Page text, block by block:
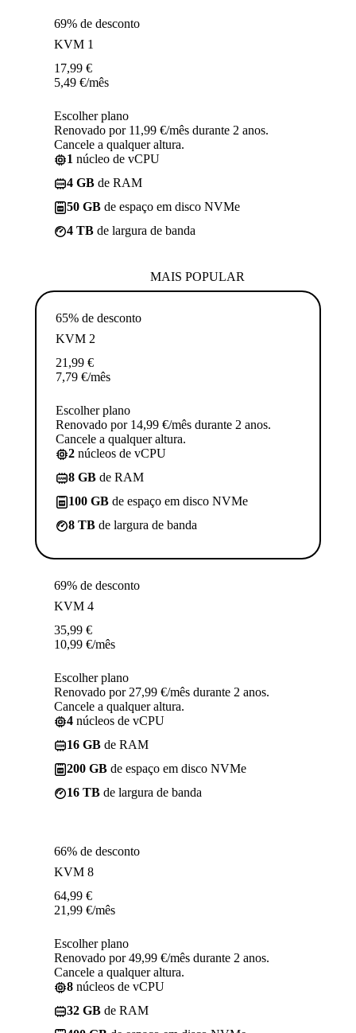
69% de desconto
KVM 1
17,99 €
5,49 €/mês
Escolher plano
Renovado por 11,99 €/mês durante 2 anos.
Cancele a qualquer altura.
1 núcleo de vCPU
4 GB de RAM
50 GB de espaço em disco NVMe
4 TB de largura de banda
MAIS POPULAR
65% de desconto
KVM 2
21,99 €
7,79 €/mês
Escolher plano
Renovado por 14,99 €/mês durante 2 anos.
Cancele a qualquer altura.
2 núcleos de vCPU
8 GB de RAM
100 GB de espaço em disco NVMe
8 TB de largura de banda
69% de desconto
KVM 4
35,99 €
10,99 €/mês
Escolher plano
Renovado por 27,99 €/mês durante 2 anos.
Cancele a qualquer altura.
4 núcleos de vCPU
16 GB de RAM
200 GB de espaço em disco NVMe
16 TB de largura de banda
66% de desconto
KVM 8
64,99 €
21,99 €/mês
Escolher plano
Renovado por 49,99 €/mês durante 2 anos.
Cancele a qualquer altura.
8 núcleos de vCPU
32 GB de RAM